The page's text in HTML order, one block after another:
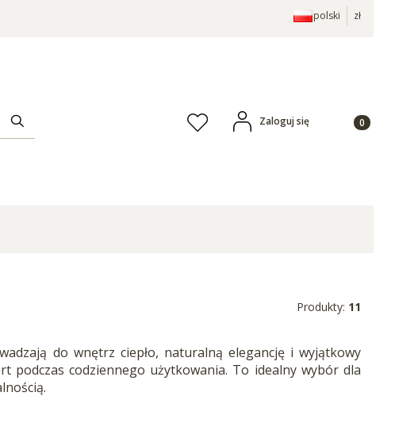
polski zł
Szukaj Ulubione Zaloguj się Produkty w
Produkty: 11
do wnętrz ciepło, naturalną elegancję i wyjątkowy
podczas codziennego użytkowania. To idealny wybór dla